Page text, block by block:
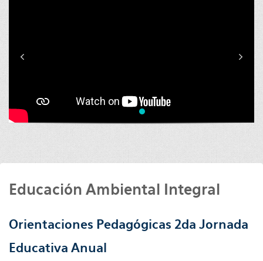
Educación Ambiental Integral
Orientaciones Pedagógicas 2da Jornada
Educativa Anual